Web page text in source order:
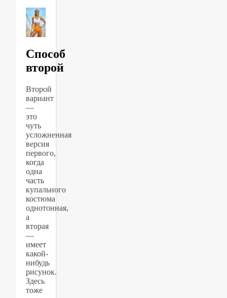
Способ
второй
Второй
вариант
—
это
чуть
усложненная
версия
первого,
когда
одна
часть
купального
костюма
однотонная,
а
вторая
—
имеет
какой-
нибудь
рисунок.
Здесь
тоже